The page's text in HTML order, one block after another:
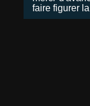
faire figurer